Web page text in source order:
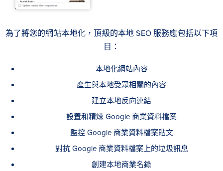
為了將您的網站本地化，頂級的本地 SEO 服務應包括以下項
目：
本地化網站內容
產生與本地受眾相關的內容
建立本地反向連結
設置和精煉 Google 商業資料檔案
監控 Google 商業資料檔案貼文
對抗 Google 商業資料檔案上的垃圾訊息
創建本地商業名錄